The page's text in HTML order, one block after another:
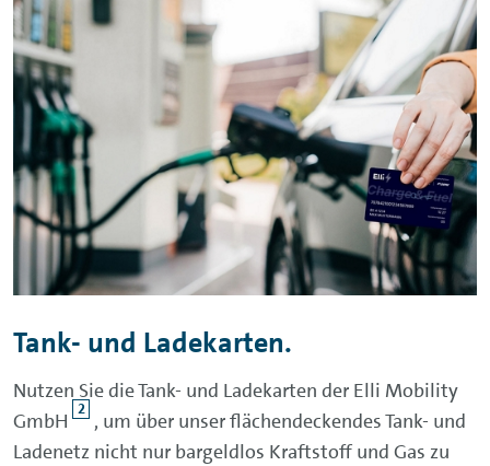
Tank- und Ladekarten.
Nutzen Sie die Tank- und Ladekarten der Elli Mobility
GmbH 2 , um über unser flächendeckendes Tank- und
Ladenetz nicht nur bargeldlos Kraftstoff und Gas zu